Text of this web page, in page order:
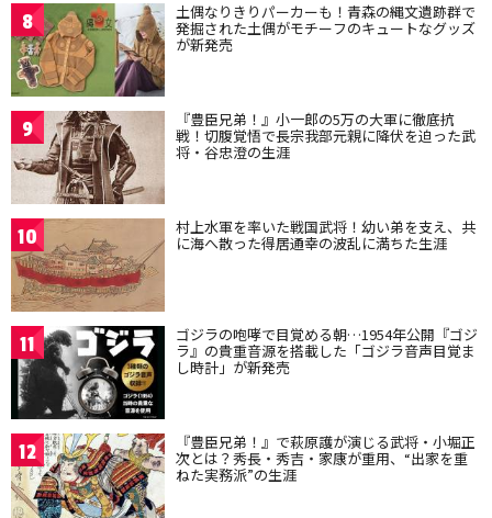
8 土偶なりきりパーカーも！青森の縄文遺跡群で
発掘された土偶がモチーフのキュートなグッズ
が新発売
9 『豊臣兄弟！』小一郎の5万の大軍に徹底抗
戦！切腹覚悟で長宗我部元親に降伏を迫った武
将・谷忠澄の生涯
10 村上水軍を率いた戦国武将！幼い弟を支え、共
に海へ散った得居通幸の波乱に満ちた生涯
11 ゴジラの咆哮で目覚める朝…1954年公開『ゴジ
ラ』の貴重音源を搭載した「ゴジラ音声目覚ま
し時計」が新発売
12 『豊臣兄弟！』で萩原護が演じる武将・小堀正
次とは？秀長・秀吉・家康が重用、“出家を重
ねた実務派”の生涯